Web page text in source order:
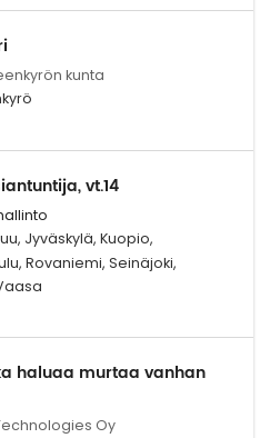
kunta
vt.14
Jyväskylä, Kuopio,
Rovaniemi, Seinäjoki,
haluaa murtaa vanhan
Oy